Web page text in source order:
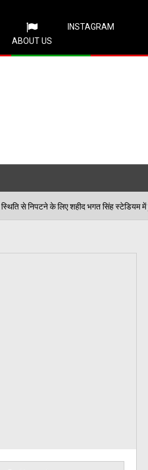
ABOUT US
INSTAGRAM
हवाई हमले जैसी स्थिति से निपटने के लिए